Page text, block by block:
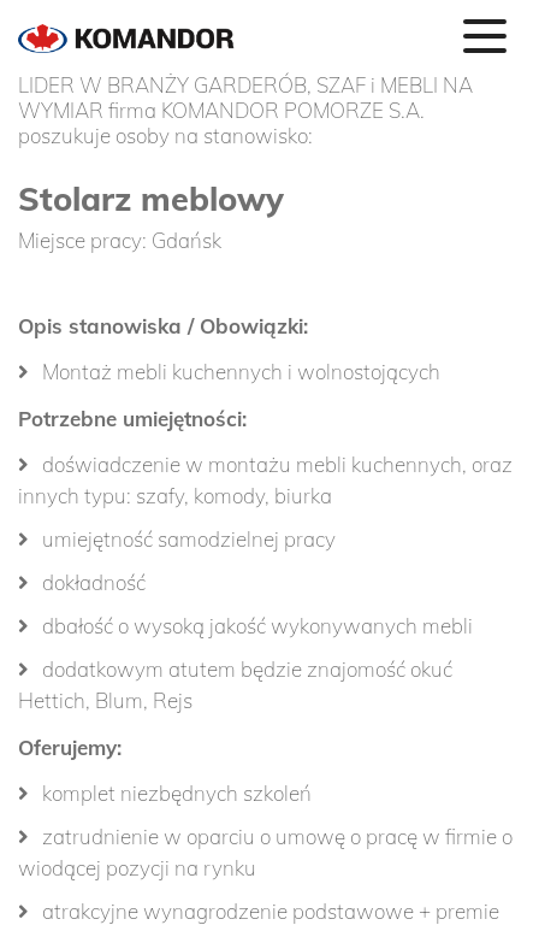
LIDER W BRANŻY GARDERÓB, SZAF i MEBLI NA
WYMIAR firma KOMANDOR POMORZE S.A.
poszukuje osoby na stanowisko:
Stolarz meblowy
Miejsce pracy: Gdańsk
Opis stanowiska / Obowiązki:
Montaż mebli kuchennych i wolnostojących
Potrzebne umiejętności:
doświadczenie w montażu mebli kuchennych, oraz
innych typu: szafy, komody, biurka
umiejętność samodzielnej pracy
dokładność
dbałość o wysoką jakość wykonywanych mebli
dodatkowym atutem będzie znajomość okuć
Hettich, Blum, Rejs
Oferujemy:
komplet niezbędnych szkoleń
zatrudnienie w oparciu o umowę o pracę w firmie o
wiodącej pozycji na rynku
atrakcyjne wynagrodzenie podstawowe + premie